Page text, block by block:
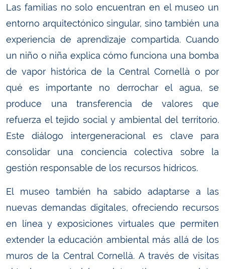
Las familias no solo encuentran en el museo un
entorno arquitectónico singular, sino también una
experiencia de aprendizaje compartida. Cuando
un niño o niña explica cómo funciona una bomba
de vapor histórica de la Central Cornellà o por
qué es importante no derrochar el agua, se
produce una transferencia de valores que
refuerza el tejido social y ambiental del territorio.
Este diálogo intergeneracional es clave para
consolidar una conciencia colectiva sobre la
gestión responsable de los recursos hídricos.
El museo también ha sabido adaptarse a las
nuevas demandas digitales, ofreciendo recursos
en línea y exposiciones virtuales que permiten
extender la educación ambiental más allá de los
muros de la Central Cornellà. A través de visitas